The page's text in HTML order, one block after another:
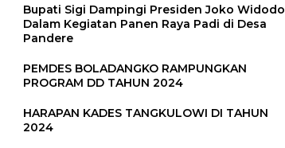
Bupati Sigi Dampingi Presiden Joko Widodo
Dalam Kegiatan Panen Raya Padi di Desa
Pandere
PEMDES BOLADANGKO RAMPUNGKAN
PROGRAM DD TAHUN 2024
HARAPAN KADES TANGKULOWI DI TAHUN
2024